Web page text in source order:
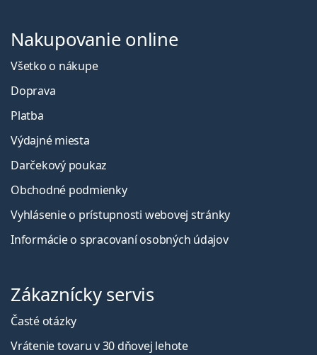
Nakupovanie online
Všetko o nákupe
Doprava
Platba
Výdajné miesta
Darčekový poukaz
Obchodné podmienky
Vyhlásenie o prístupnosti webovej stránky
Informácie o spracovaní osobných údajov
Zákaznícky servis
Časté otázky
Vrátenie tovaru v 30 dňovej lehote